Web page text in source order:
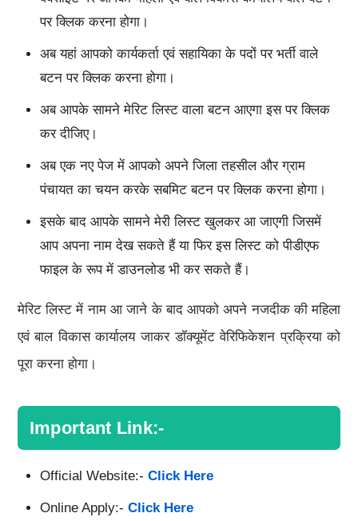
पर क्लिक करना होगा।
अब यहां आपको कार्यकर्ता एवं सहायिका के पदों पर भर्ती वाले
बटन पर क्लिक करना होगा।
अब आपके सामने मेरिट लिस्ट वाला बटन आएगा इस पर क्लिक
कर दीजिए।
अब एक नए पेज में आपको अपने जिला तहसील और ग्राम
पंचायत का चयन करके सबमिट बटन पर क्लिक करना होगा।
इसके बाद आपके सामने मेरी लिस्ट खुलकर आ जाएगी जिसमें
आप अपना नाम देख सकते हैं या फिर इस लिस्ट को पीडीएफ
फाइल के रूप में डाउनलोड भी कर सकते हैं।
मेरिट लिस्ट में नाम आ जाने के बाद आपको अपने नजदीक की महिला
एवं बाल विकास कार्यालय जाकर डॉक्यूमेंट वेरिफिकेशन प्रक्रिया को
पूरा करना होगा।
Important Link:-
Official Website:- Click Here
Online Apply:- Click Here